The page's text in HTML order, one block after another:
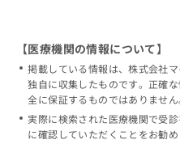
【医療機関の情報について】
掲載している情報は、株式会社
独自に収集したものです。正確
全に保証するものではありません
実際に検索された医療機関で受
に確認していただくことをお勧め